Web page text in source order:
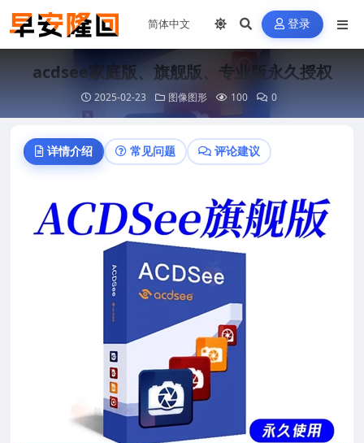
登录
acdsee家庭版、旗舰版、专业版永久授权
2025-02-23 图像图形 100 0
详情介绍 常见问题 评论建议